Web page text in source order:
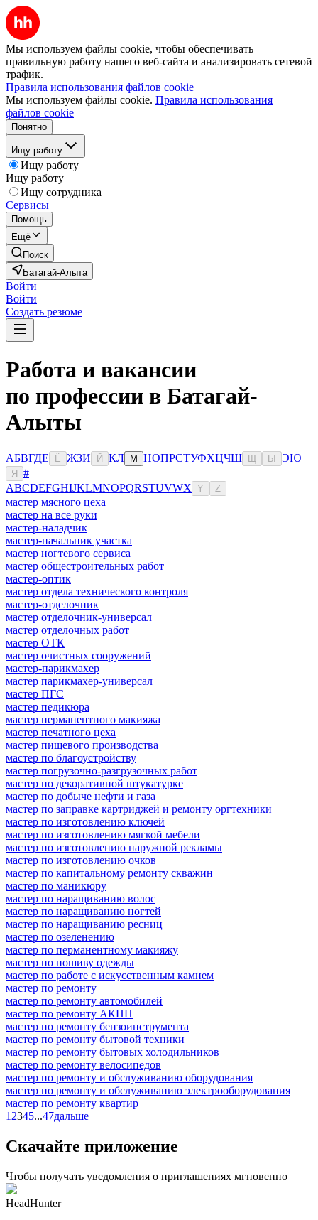
Мы используем файлы cookie, чтобы обеспечивать
правильную работу нашего веб-сайта и анализировать сетевой
трафик.
Правила использования файлов cookie
Мы используем файлы cookie. Правила использования
файлов cookie
Понятно
Ищу работу
Ищу работу
Ищу работу
Ищу сотрудника
Сервисы
Помощь
Ещё
Поиск
Батагай-Алыта
Войти
Войти
Создать резюме
Работа и вакансии
по профессии в Батагай-
Алыты
АБВГДЕ Ё ЖЗИ Й КЛ М НОПРСТУФХЦЧШ Ы ЭЮ
Я
#
ABCDEFGHIJKLMNOPQRSTUVWX Y Z
мастер мясного цеха
мастер на все руки
мастер-наладчик
мастер-начальник участка
мастер ногтевого сервиса
мастер общестроительных работ
мастер-оптик
мастер отдела технического контроля
мастер-отделочник
мастер отделочник-универсал
мастер отделочных работ
мастер ОТК
мастер очистных сооружений
мастер-парикмахер
мастер парикмахер-универсал
мастер ПГС
мастер педикюра
мастер перманентного макияжа
мастер печатного цеха
мастер пищевого производства
мастер по благоустройству
мастер погрузочно-разгрузочных работ
мастер по декоративной штукатурке
мастер по добыче нефти и газа
мастер по заправке картриджей и ремонту оргтехники
мастер по изготовлению ключей
мастер по изготовлению мягкой мебели
мастер по изготовлению наружной рекламы
мастер по изготовлению очков
мастер по капитальному ремонту скважин
мастер по маникюру
мастер по наращиванию волос
мастер по наращиванию ногтей
мастер по наращиванию ресниц
мастер по озеленению
мастер по перманентному макияжу
мастер по пошиву одежды
мастер по работе с искусственным камнем
мастер по ремонту
мастер по ремонту автомобилей
мастер по ремонту АКПП
мастер по ремонту бензоинструмента
мастер по ремонту бытовой техники
мастер по ремонту бытовых холодильников
мастер по ремонту велосипедов
мастер по ремонту и обслуживанию оборудования
мастер по ремонту и обслуживанию электрооборудования
мастер по ремонту квартир
1 2345...47дальше
Скачайте приложение
Чтобы получать уведомления о приглашениях мгновенно
HeadHunter